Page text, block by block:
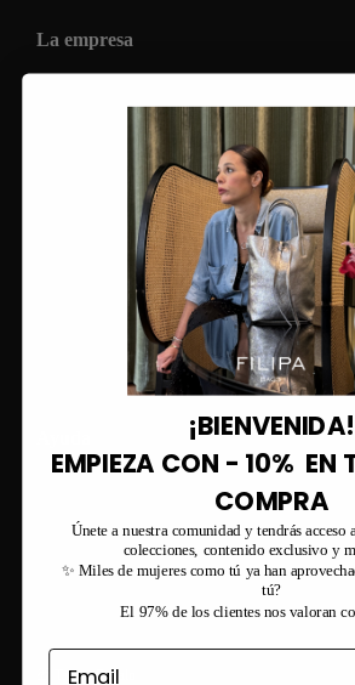
La empresa
Condiciones generales de venta
Devoluciones y reembolsos
🎁 Tarjeta Regalo
¡BIENVENIDA!
EMPIEZA CON - 10% EN
COMPRA
Únete a nuestra comunidad y tendrás acceso
colecciones, contenido exclusivo y
✨ Miles de mujeres como tú ya han
tú?
El 97% de los clientes nos valoran con